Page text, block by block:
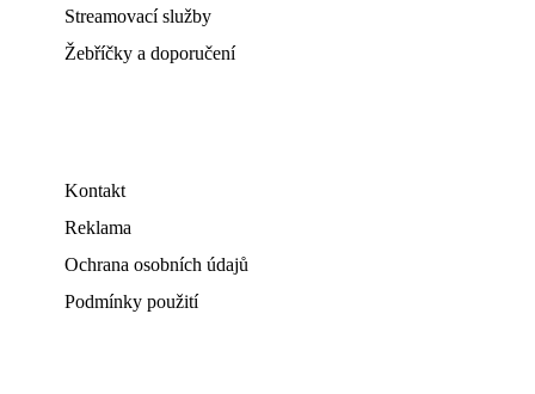
Streamovací služby
Žebříčky a doporučení
Kontakt
Reklama
Ochrana osobních údajů
Podmínky použití